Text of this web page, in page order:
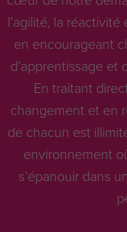
l’agilité, la réactivité
en encourageant
d’apprentissage
En traitant
changement et en
de chacun est
environnement
s’épanouir dans